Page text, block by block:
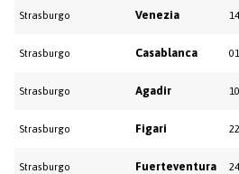
Strasburgo Venezia
Strasburgo Casablanca
Strasburgo Agadir
Strasburgo Figari
Strasburgo Fuerteventura